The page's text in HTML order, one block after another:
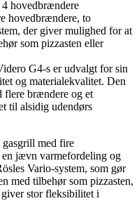
hovedbrændere, to
der giver mulighed for at
som pizzasten eller
G4-s er udvalgt for sin
og materialekvalitet. Den
flere brændere og et
til alsidig udendørs
med fire
jævn varmefordeling og
Vario-system, som gør
med tilbehør som pizzasten,
stor fleksibilitet i